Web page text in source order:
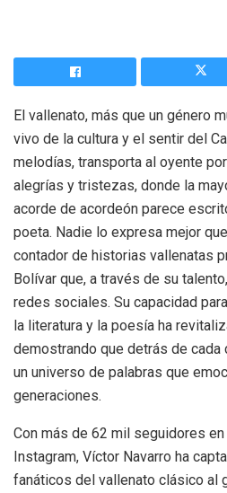
El vallenato, más que un género
vivo de la cultura y el sentir del
melodías, transporta al oyente
alegrías y tristezas, donde la
acorde de acordeón parece
poeta. Nadie lo expresa mejor
contador de historias vallenatas
Bolívar que, a través de su
redes sociales. Su capacidad
la literatura y la poesía ha
demostrando que detrás de cada
un universo de palabras que
generaciones.
Con más de 62 mil seguidores
Instagram, Víctor Navarro ha
fanáticos del vallenato clásico al